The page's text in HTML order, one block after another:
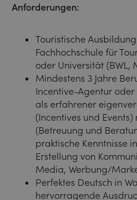
Anforderungen:
Touristische
Fachhochschule für
oder Universität (BWL,
Mindestens 3 Jahre
Incentive-Agentur
als erfahrener
(Incentives und
(Betreuung und
praktische Kenntnisse
Erstellung von
Media, Werbung/
Perfektes Deutsch in
hervorragende